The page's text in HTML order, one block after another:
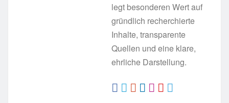
legt besonderen Wert auf
gründlich recherchierte
Inhalte, transparente
Quellen und eine klare,
ehrliche Darstellung.